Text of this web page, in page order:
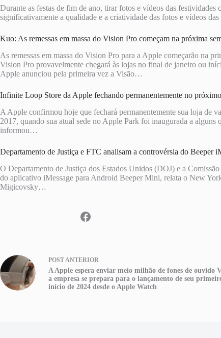
Durante as festas de fim de ano, tirar fotos e vídeos das
significativamente a qualidade e a criatividade das fotos e vídeos
Kuo: As remessas em massa do Vision Pro começam na próxima
As remessas em massa do Vision Pro para a Apple começarão na
Vision Pro provavelmente chegará às lojas no final de janeiro ou
Apple anunciou pela primeira vez a Visão…
Infinite Loop Store da Apple fechando permanentemente no
A Apple confirmou hoje que fechará permanentemente sua loja de
2017, quando sua atual sede no Apple Park foi inaugurada a
informou…
Departamento de Justiça e FTC analisam a controvérsia do Beeper
O Departamento de Justiça dos Estados Unidos (DOJ) e a
do aplicativo iMessage para Android Beeper Mini, relata o New
Migicovsky…
POST ANTERIOR
A Apple espera enviar meio milhão de fones de ouvido
a empresa se prepara para o lançamento de seu
início de 2024 desde o Apple Watch